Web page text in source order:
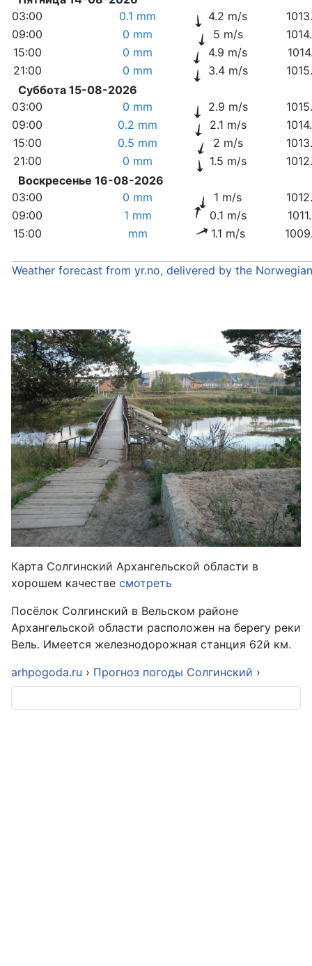
03:00
0.1 mm 4.2 m/s
09:00
0 mm 5 m/s
15:00
0 mm 4.9 m/s
21:00
0 mm 3.4 m/s
Суббота 15-08-2026
03:00
0 mm 2.9 m/s
09:00
0.2 mm 2.1 m/s
15:00
0.5 mm 2 m/s
21:00
0 mm 1.5 m/s
Воскресенье 16-08-2026
03:00
0 mm 1 m/s
09:00
1 mm 0.1 m/s
15:00
mm 1.1 m/s
Weather forecast from yr.no, delivered by the
Карта Солгинский Архангельской области в
хорошем качестве смотреть
Посёлок Солгинский в Вельском районе
Архангельской области расположен на берегу реки
Вель. Имеется железнодорожная станция 62й км.
arhpogoda.ru › Прогноз погоды Солгинский ›